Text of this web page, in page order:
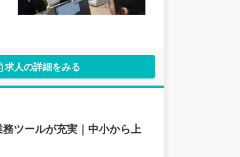
求人の詳細をみる
ツールが充実｜中小から上